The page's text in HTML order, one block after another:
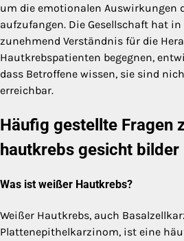
um die emotionalen Auswirkungen
aufzufangen. Die Gesellschaft hat
zunehmend Verständnis für die
Hautkrebspatienten begegnen,
dass Betroffene wissen, sie sind
erreichbar.
Häufig gestellte Fragen
hautkrebs gesicht bilder
Was ist weißer Hautkrebs?
Weißer Hautkrebs, auch
Plattenepithelkarzinom, ist eine